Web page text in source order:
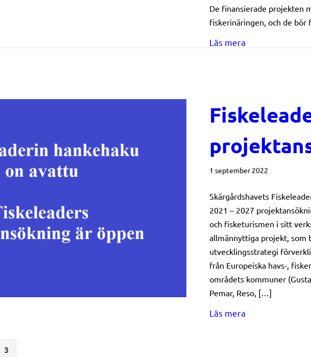
De finansierade projekten
fiskerinäringen, och de
Läs mera
1 september 2022
Skärgårdshavets
2021 – 2027
och fisketurismen i sitt
allmännyttiga projekt, som
utvecklingsstrategi
från Europeiska havs-,
områdets kommuner
Pemar, Reso, […]
Läs mera
3